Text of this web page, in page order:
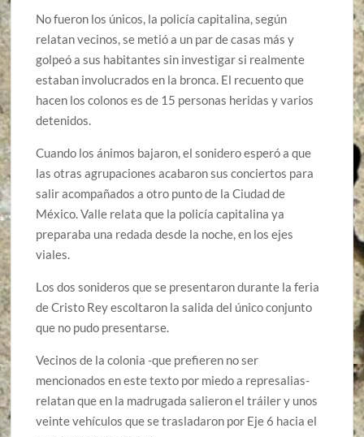
No fueron los únicos, la policía capitalina, según
relatan vecinos, se metió a un par de casas más y
golpeó a sus habitantes sin investigar si realmente
estaban involucrados en la bronca. El recuento que
hacen los colonos es de 15 personas heridas y varios
detenidos.
Cuando los ánimos bajaron, el sonidero esperó a que
las otras agrupaciones acabaron sus conciertos para
salir acompañados a otro punto de la Ciudad de
México. Valle relata que la policía capitalina ya
preparaba una redada desde la noche, en los ejes
viales.
Los dos sonideros que se presentaron durante la feria
de Cristo Rey escoltaron la salida del único conjunto
que no pudo presentarse.
Vecinos de la colonia -que prefieren no ser
mencionados en este texto por miedo a represalias-
relatan que en la madrugada salieron el tráiler y unos
veinte vehículos que se trasladaron por Eje 6 hacia el